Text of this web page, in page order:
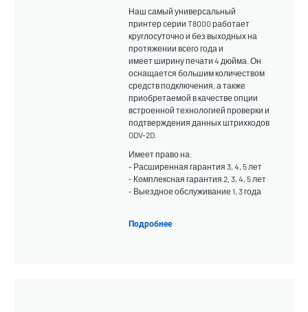
Наш самый универсальный
принтер серии T8000 работает
круглосуточно и без выходных на
протяжении всего года и
имеет ширину печати 4 дюйма. Он
оснащается большим количеством
средств подключения, а также
приобретаемой в качестве опции
встроенной технологией проверки и
подтверждения данных штрихкодов
ODV-2D.
Имеет право на:
- Расширенная гарантия 3, 4, 5 лет
- Комплексная гарантия 2, 3, 4, 5 лет
- Выездное обслуживание 1, 3 года
Подробнее